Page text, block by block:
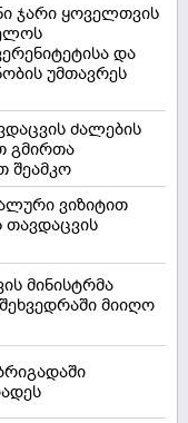
ჯარი ყოველთვის
და
უმთავრეს
ძალების
გმირთა
შეამკო
ვიზიტით
თავდაცვის
მინისტრმა
მიიღო